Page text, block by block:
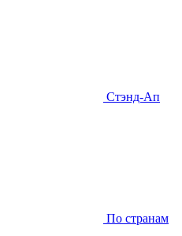
Стэнд-Ап
По странам